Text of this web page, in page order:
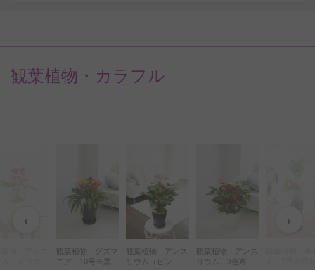
観葉植物・カラフル
‹ ›
観葉植物 グズマ
ニア 10号※黒丸
観葉植物 アンス
リウム（ピン
観葉植物 アンス
リウム 3色寄せ